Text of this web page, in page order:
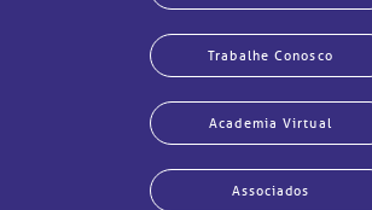
Trabalhe Conosco
Academia Virtual
Associados